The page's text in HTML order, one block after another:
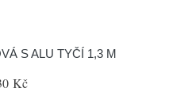
S ALU TYČÍ 1,3 M
Kč